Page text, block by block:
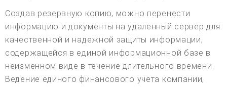
Создав резервную копию, можно перенести
информацию и документы на удаленный сервер для
качественной и надежной защиты информации,
содержащейся в единой информационной базе в
неизменном виде в течение длительного времени.
Ведение единого финансового учета компании,